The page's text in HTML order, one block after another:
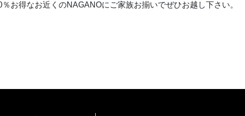
お得なお近くのNAGANOにご家族お揃いでぜひお越し下さい。